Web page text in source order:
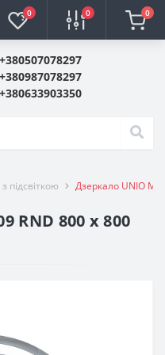
0 0 0
+380507078297
+380987078297
+380633903350
підсвіткою Дзеркало UNIO
RND 800 x 800